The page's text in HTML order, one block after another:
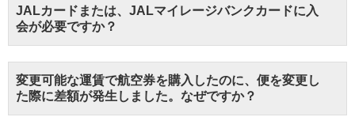
JALカードまたは、JALマイレージバンクカードに入
会が必要ですか？
変更可能な運賃で航空券を購入したのに、便を変更し
た際に差額が発生しました。なぜですか？